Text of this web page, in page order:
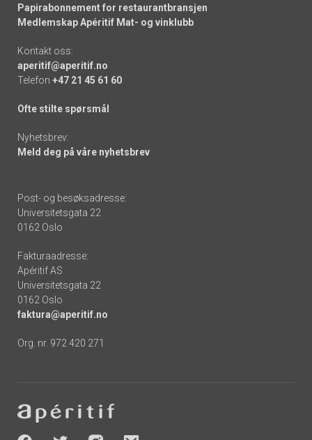
Papirabonnement for restaurantbransjen
Medlemskap Apéritif Mat- og vinklubb
Kontakt oss:
aperitif@aperitif.no
Telefon +47 21 45 61 60
Ofte stilte spørsmål
Nyhetsbrev:
Meld deg på våre nyhetsbrev
Post- og besøksadresse:
Universitetsgata 22
0162 Oslo
Fakturaadresse:
Apéritif AS
Universitetsgata 22
0162 Oslo
faktura@aperitif.no
Org. nr. 972 420 271
-